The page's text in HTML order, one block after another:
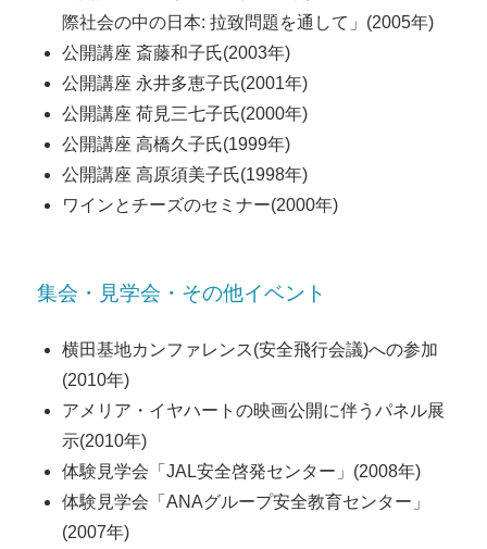
際社会の中の日本: 拉致問題を通して」(2005年)
公開講座 斎藤和子氏(2003年)
公開講座 永井多恵子氏(2001年)
公開講座 荷見三七子氏(2000年)
公開講座 高橋久子氏(1999年)
公開講座 高原須美子氏(1998年)
ワインとチーズのセミナー(2000年)
集会・見学会・その他イベント
横田基地カンファレンス(安全飛行会議)への参加
(2010年)
アメリア・イヤハートの映画公開に伴うパネル展
示(2010年)
体験見学会「JAL安全啓発センター」(2008年)
体験見学会「ANAグループ安全教育センター」
(2007年)